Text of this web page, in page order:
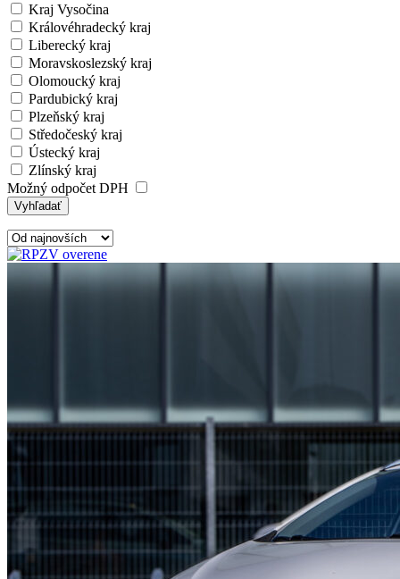
Kraj Vysočina
Královéhradecký kraj
Liberecký kraj
Moravskoslezský kraj
Olomoucký kraj
Pardubický kraj
Plzeňský kraj
Středočeský kraj
Ústecký kraj
Zlínský kraj
Možný odpočet DPH
Vyhľadať